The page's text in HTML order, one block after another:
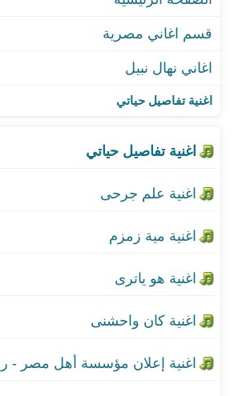
اغنية تفاصيل حياتي
اغنية تفاصيل حياتي
اغنية علم جرحى
اغنية مية زمزم
اغنية كل العرب-مروان خوري
اغنية هنبدأ حياة
اغنية ومرت الأيام - محمد محي